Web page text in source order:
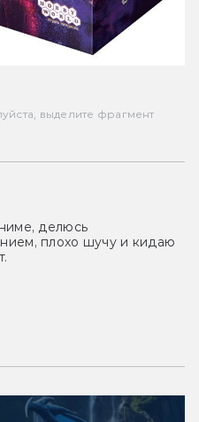
выделите фрагмент
делюсь
плохо шучу и кидаю